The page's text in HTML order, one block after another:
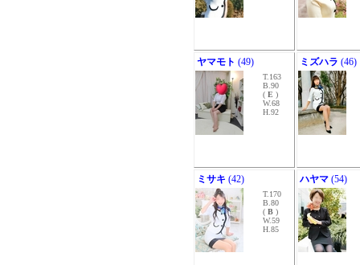
ヤマモト (49)
T.163
B.90
( E )
W.68
H.92
ミズハラ (46)
ミサキ (42)
T.170
B.80
( B )
W.59
H.85
ハヤマ (54)